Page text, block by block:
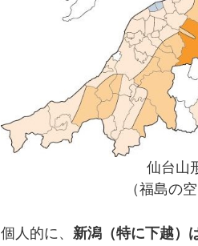
仙台山
（福島の
個人的に、 新潟（特に下越）